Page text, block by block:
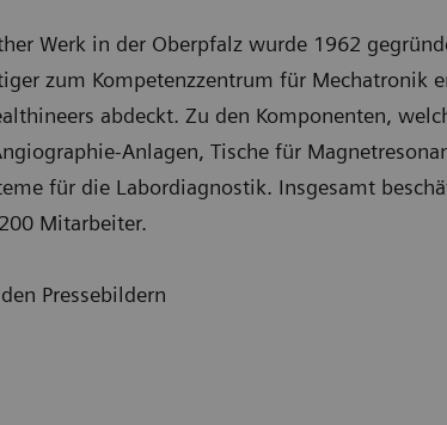
Werk in der Oberpfalz wurde 1962
zum Kompetenzzentrum für Mechatronik
abdeckt. Zu den Komponenten,
Anlagen, Tische für
für die Labordiagnostik. Insgesamt
Mitarbeiter.
Pressebildern